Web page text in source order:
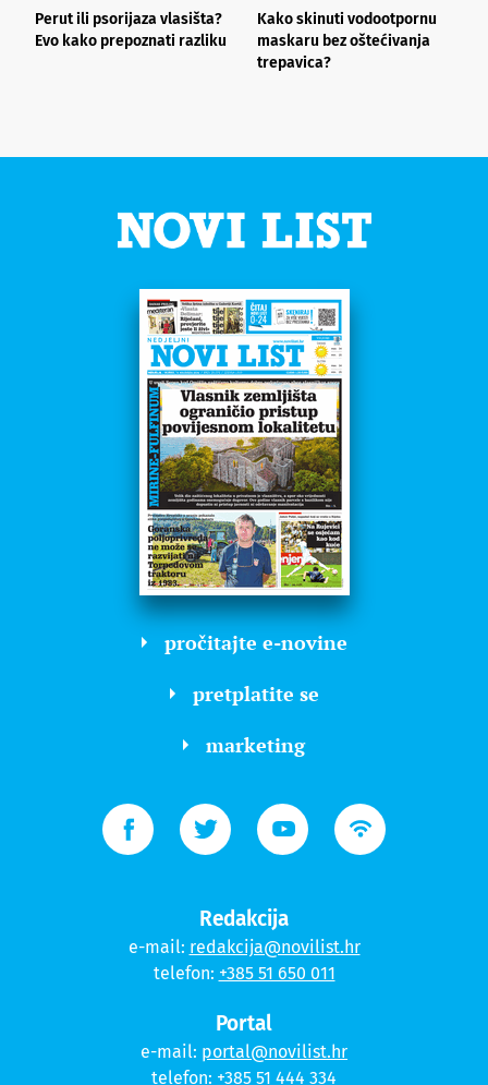
Perut ili psorijaza vlasišta?
Evo kako prepoznati razliku
Kako skinuti vodootpornu
maskaru bez oštećivanja
trepavica?
pročitajte e-novine
pretplatite se
marketing
Redakcija
e-mail: redakcija@novilist.hr
telefon: +385 51 650 011
Portal
e-mail: portal@novilist.hr
telefon: +385 51 444 334